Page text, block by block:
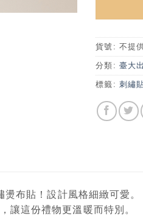
貨號: 不提
分類: 臺大
標籤: 刺繡
布貼！設計風格細緻可愛。
讓這份禮物更溫暖而特別。